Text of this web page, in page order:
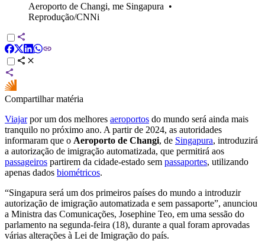
Aeroporto de Changi, me Singapura •
Reprodução/CNNi
Compartilhar matéria
Viajarpor um dos melhores aeroportos do mundo será ainda mais
tranquilo no próximo ano. A partir de 2024, as autoridades
informaram que o Aeroporto de Changi, de Singapura, introduzirá
a autorização de imigração automatizada, que permitirá aos
passageiros partirem da cidade-estado sem passaportes, utilizando
apenas dados biométricos.
“Singapura será um dos primeiros países do mundo a introduzir
autorização de imigração automatizada e sem passaporte”, anunciou
a Ministra das Comunicações, Josephine Teo, em uma sessão do
parlamento na segunda-feira (18), durante a qual foram aprovadas
várias alterações à Lei de Imigração do país.